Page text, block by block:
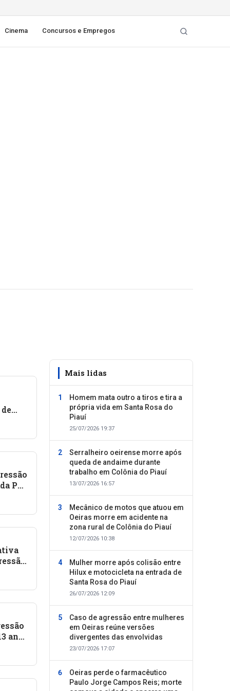
Cinema Concursos e Empregos
PM;
anos
Mais lidas
Homem mata outro a tiros e tira a
própria vida em Santa Rosa do
Piauí
25/07/2026 19:37
Serralheiro oeirense morre após
queda de andaime durante
trabalho em Colônia do Piauí
13/07/2026 16:57
Mecânico de motos que atuou em
Oeiras morre em acidente na
zona rural de Colônia do Piauí
12/07/2026 10:38
Mulher morre após colisão entre
Hilux e motocicleta na entrada de
Santa Rosa do Piauí
26/07/2026 12:09
Caso de agressão entre mulheres
em Oeiras reúne versões
divergentes das envolvidas
23/07/2026 17:07
Oeiras perde o farmacêutico
Paulo Jorge Campos Reis; morte